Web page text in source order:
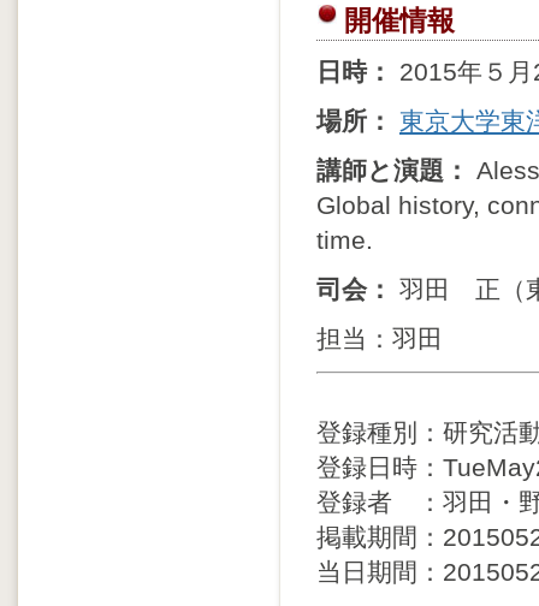
開催情報
日時：
2015年５
場所：
東京大学東
講師と演題：
Global history,
time.
司会： 羽田 正（
担当：羽田
登録種別：研究活
登録日時：
登録者 ：羽田・
掲載期間：
当日期間：